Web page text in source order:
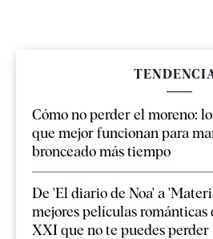
Cómo no perder el moreno:
que mejor funcionan para
bronceado más tiempo
De 'El diario de Noa' a
mejores películas románticas
XXI que no te puedes perder